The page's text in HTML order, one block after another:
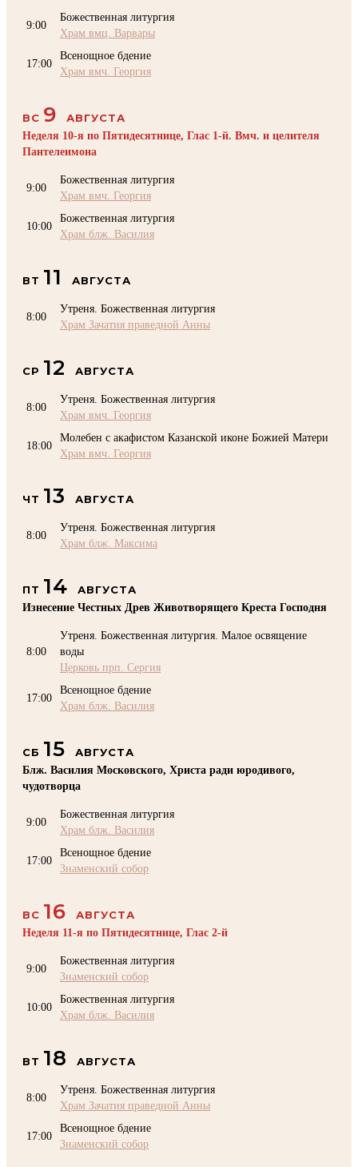
9:00
Божественная литургия
Храм вмц. Варвары
17:00
Всенощное бдение
Храм вмч. Георгия
ВС 9
АВГУСТА
Неделя 10-я по Пятидесятнице, Глас 1-й. Вмч. и целителя
Пантелеимона
9:00
Божественная литургия
Храм вмч. Георгия
10:00
Божественная литургия
Храм блж. Василия
ВТ 11 АВГУСТА
8:00
Утреня. Божественная литургия
Храм Зачатия праведной Анны
СР 12 АВГУСТА
8:00
Утреня. Божественная литургия
Храм вмч. Георгия
18:00
Молебен с акафистом Казанской иконе Божией Матери
Храм вмч. Георгия
ЧТ 13 АВГУСТА
8:00
Утреня. Божественная литургия
Храм блж. Максима
ПТ 14
АВГУСТА
Изнесение Честных Древ Животворящего Креста Господня
8:00
Утреня. Божественная литургия. Малое освящение
воды
Церковь прп. Сергия
17:00
Всенощное бдение
Храм блж. Василия
СБ 15
АВГУСТА
Блж. Василия Московского, Христа ради юродивого,
чудотворца
9:00
Божественная литургия
Храм блж. Василия
17:00
Всенощное бдение
Знаменский собор
ВС 16
АВГУСТА
Неделя 11-я по Пятидесятнице, Глас 2-й
9:00
Божественная литургия
Знаменский собор
10:00
Божественная литургия
Храм блж. Василия
ВТ 18 АВГУСТА
8:00
Утреня. Божественная литургия
Храм Зачатия праведной Анны
17:00
Всенощное бдение
Знаменский собор